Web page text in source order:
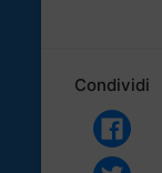
Condividi